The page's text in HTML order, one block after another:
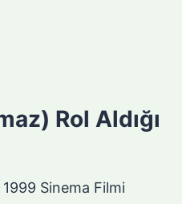
Rol Aldığı
1999 Sinema Filmi